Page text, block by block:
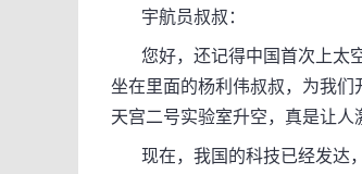
宇航员叔叔：
您好，还记得中国首次上太空
坐在里面的杨利伟叔叔，为我
天宫二号实验室升空，真是让人
现在，我国的科技已经发达，